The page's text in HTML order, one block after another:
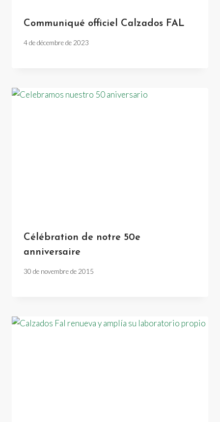
Communiqué officiel Calzados FAL
4 de décembre de 2023
Célébration de notre 50e
anniversaire
30 de novembre de 2015